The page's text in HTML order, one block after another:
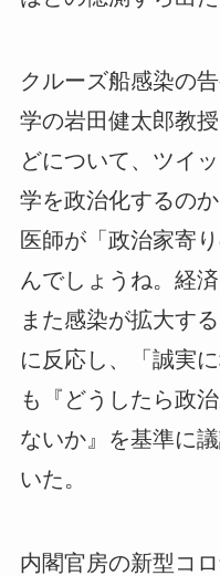
クルーズ船感染の
学の岩田健太郎教
どについて、ツイ
学を政治化するの
医師が「政治家寄
んでしょうね。経
また感染が拡大す
に反応し、「誠実
も『どうしたら政
ないか』を基準に
いた。
内閣官房の新型コ